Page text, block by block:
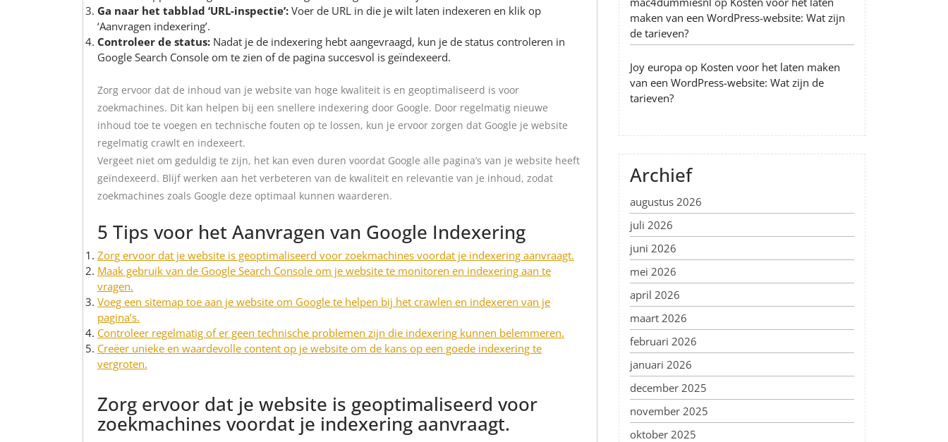
Ga naar het tabblad ‘URL-inspectie’: Voer de URL in die je wilt laten indexeren en klik op
‘Aanvragen indexering’.
Controleer de status: Nadat je de indexering hebt aangevraagd, kun je de status controleren in
Google Search Console om te zien of de pagina succesvol is geïndexeerd.
Zorg ervoor dat de inhoud van je website van hoge kwaliteit is en geoptimaliseerd is voor
zoekmachines. Dit kan helpen bij een snellere indexering door Google. Door regelmatig nieuwe
inhoud toe te voegen en technische fouten op te lossen, kun je ervoor zorgen dat Google je website
regelmatig crawlt en indexeert.
Vergeet niet om geduldig te zijn, het kan even duren voordat Google alle pagina’s van je website heeft
geïndexeerd. Blijf werken aan het verbeteren van de kwaliteit en relevantie van je inhoud, zodat
zoekmachines zoals Google deze optimaal kunnen waarderen.
5 Tips voor het Aanvragen van Google Indexering
Zorg ervoor dat je website is geoptimaliseerd voor zoekmachines voordat je indexering aanvraagt.
Maak gebruik van de Google Search Console om je website te monitoren en indexering aan te
vragen.
Voeg een sitemap toe aan je website om Google te helpen bij het crawlen en indexeren van je
pagina’s.
Controleer regelmatig of er geen technische problemen zijn die indexering kunnen belemmeren.
Creëer unieke en waardevolle content op je website om de kans op een goede indexering te
vergroten.
Zorg ervoor dat je website is geoptimaliseerd voor
zoekmachines voordat je indexering aanvraagt.
maken van een WordPress-website: Wat zijn
de tarieven?
Joy europa op Kosten voor het laten maken
van een WordPress-website: Wat zijn de
tarieven?
Archief
augustus 2026
juli 2026
juni 2026
mei 2026
april 2026
maart 2026
februari 2026
januari 2026
december 2025
november 2025
oktober 2025